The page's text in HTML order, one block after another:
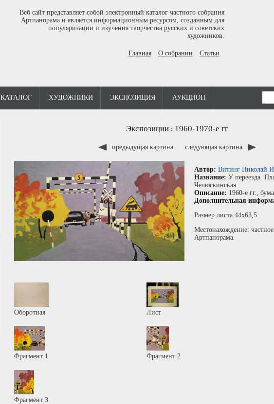
Веб сайт представляет собой электронный каталог частного собрания
Артпанорама и является информационным ресурсом, созданным для
популяризации и изучения творчества русских и советских
художников.
Главная О собрании Статьи
КАТАЛОГ ХУДОЖНИКИ ЭКСПОЗИЦИЯ АУКЦИОН
Экспозиции: 1960-1970-е гг
предыдущая картина следующая картина
Автор: Витинг Николай
Название: У переезда.
Челюскинская
Описание: 1960-е гг.,
Дополнительная
Размер листа 44х63,5
Местонахождение:
Артпанорама.
Оборотная Лист
Фрагмент 1 Фрагмент 2
Фрагмент 3